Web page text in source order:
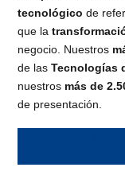
tecnológico de
que la
negocio. Nuestros
de lasTecnologías
nuestros más de
de presentación.